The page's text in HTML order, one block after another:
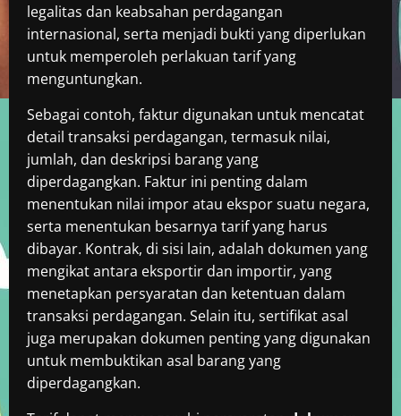
legalitas dan keabsahan perdagangan
internasional, serta menjadi bukti yang diperlukan
untuk memperoleh perlakuan tarif yang
menguntungkan.
Sebagai contoh, faktur digunakan untuk mencatat
detail transaksi perdagangan, termasuk nilai,
jumlah, dan deskripsi barang yang
diperdagangkan. Faktur ini penting dalam
menentukan nilai impor atau ekspor suatu negara,
serta menentukan besarnya tarif yang harus
dibayar. Kontrak, di sisi lain, adalah dokumen yang
mengikat antara eksportir dan importir, yang
menetapkan persyaratan dan ketentuan dalam
transaksi perdagangan. Selain itu, sertifikat asal
juga merupakan dokumen penting yang digunakan
untuk membuktikan asal barang yang
diperdagangkan.